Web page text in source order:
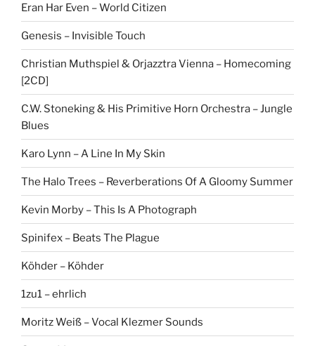
Eran Har Even – World Citizen
Genesis – Invisible Touch
Christian Muthspiel & Orjazztra Vienna – Homecoming
[2CD]
C.W. Stoneking & His Primitive Horn Orchestra – Jungle
Blues
Karo Lynn – A Line In My Skin
The Halo Trees – Reverberations Of A Gloomy Summer
Kevin Morby – This Is A Photograph
Spinifex – Beats The Plague
Köhder – Köhder
1zu1 – ehrlich
Moritz Weiß – Vocal Klezmer Sounds